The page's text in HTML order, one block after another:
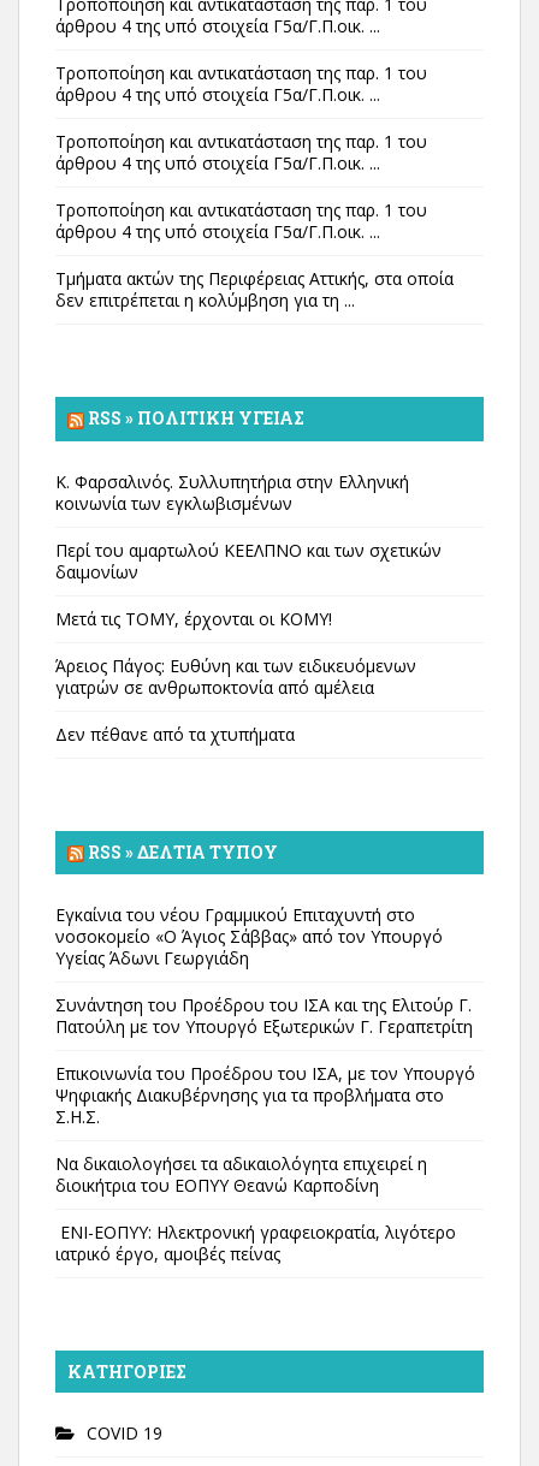
άρθρου 4 της υπό στοιχεία Γ5α/Γ.Π.οικ. ...
Τροποποίηση και αντικατάσταση της παρ. 1 του
άρθρου 4 της υπό στοιχεία Γ5α/Γ.Π.οικ. ...
Τροποποίηση και αντικατάσταση της παρ. 1 του
άρθρου 4 της υπό στοιχεία Γ5α/Γ.Π.οικ. ...
Τροποποίηση και αντικατάσταση της παρ. 1 του
άρθρου 4 της υπό στοιχεία Γ5α/Γ.Π.οικ. ...
Τμήματα ακτών της Περιφέρειας Αττικής, στα οποία
δεν επιτρέπεται η κολύμβηση για τη ...
RSS » ΠΟΛΙΤΙΚΉ ΥΓΕΊΑΣ
Κ. Φαρσαλινός. Συλλυπητήρια στην Ελληνική
κοινωνία των εγκλωβισμένων
Περί του αμαρτωλού ΚΕΕΛΠΝΟ και των σχετικών
δαιμονίων
Μετά τις ΤΟΜΥ, έρχονται οι ΚΟΜΥ!
Άρειος Πάγος: Ευθύνη και των ειδικευόμενων
γιατρών σε ανθρωποκτονία από αμέλεια
Δεν πέθανε από τα χτυπήματα
RSS » ΔΕΛΤΊΑ ΤΎΠΟΥ
Εγκαίνια του νέου Γραμμικού Επιταχυντή στο
νοσοκομείο «Ο Άγιος Σάββας» από τον Υπουργό
Υγείας Άδωνι Γεωργιάδη
Συνάντηση του Προέδρου του ΙΣΑ και της Ελιτούρ Γ.
Πατούλη με τον Υπουργό Εξωτερικών Γ. Γεραπετρίτη
Επικοινωνία του Προέδρου του ΙΣΑ, με τον Υπουργό
Ψηφιακής Διακυβέρνησης για τα προβλήματα στο
Σ.Η.Σ.
Να δικαιολογήσει τα αδικαιολόγητα επιχειρεί η
διοικήτρια του ΕΟΠΥΥ Θεανώ Καρποδίνη
ΕΝΙ-ΕΟΠΥΥ: Ηλεκτρονική γραφειοκρατία, λιγότερο
ιατρικό έργο, αμοιβές πείνας
KΑΤΗΓΟΡΊΕΣ
COVID 19